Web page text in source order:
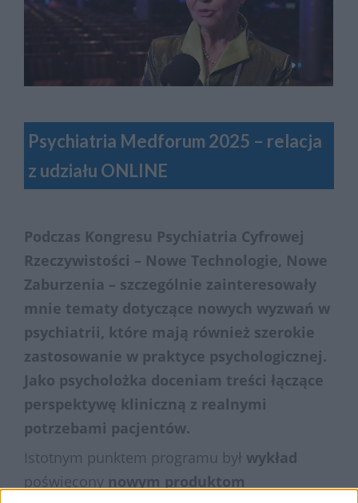
Psychiatria Medforum 2025 – relacja
z udziału ONLINE
Podczas Kongresu Psychiatria Cyfrowej
Rzeczywistości – Nowe Technologie, Nowe
Zaburzenia – szczególnie zainteresowały
mnie tematy dotyczące nowych wyzwań w
psychiatrii, które mają również szerokie
zastosowanie w praktyce psychologicznej.
Jako psycholożka doceniam treści łączące
perspektywę kliniczną z realnymi
potrzebami pacjentów.
Istotnym punktem programu był wykład
poświęcony nowym produktom